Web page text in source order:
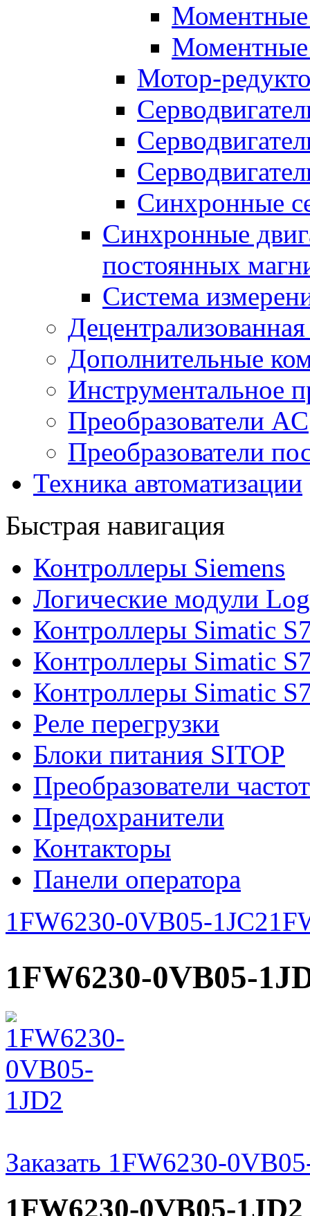
Моментные
Моментные
Мотор-
Синхронные
Синхронные
постоянных
Система
Дополнительные
Инструментальное
Преобразователи AC
Преобразователи
Техника автоматизации
Быстрая навигация
Контроллеры Siemens
Логические модули
Контроллеры Simatic
Контроллеры Simatic
Контроллеры Simatic
Реле перегрузки
Блоки питания SITOP
Преобразователи
Предохранители
Контакторы
Панели оператора
1FW6230-0VB05-1JC2
1FW6230-0VB05-
Заказать 1FW6230-
1FW6230-0VB05-